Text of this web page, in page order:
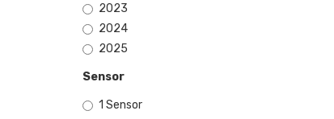
2023
2024
2025
Sensor
1 Sensor